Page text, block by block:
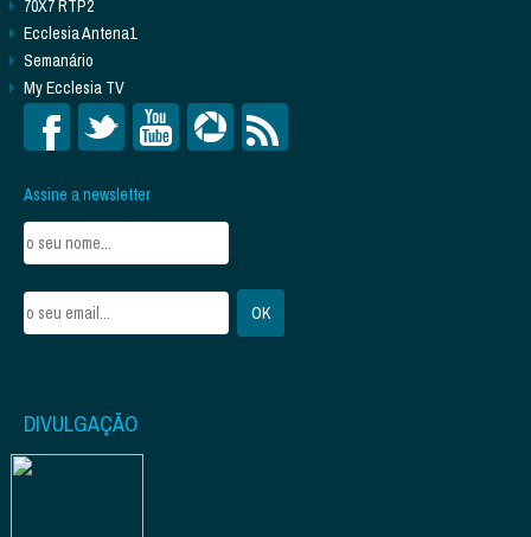
70X7 RTP2
Ecclesia Antena1
Semanário
My Ecclesia TV
Assine a newsletter
DIVULGAÇÃO